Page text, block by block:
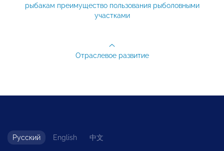
рыбакам преимущество пользования рыболовными
участками
Отраслевое развитие
Русский English 中文